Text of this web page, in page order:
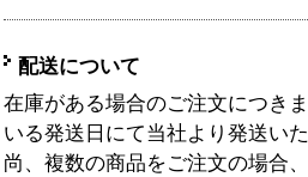
配送について
在庫がある場合のご注文につき
いる発送日にて当社より発送い
尚、複数の商品をご注文の場合